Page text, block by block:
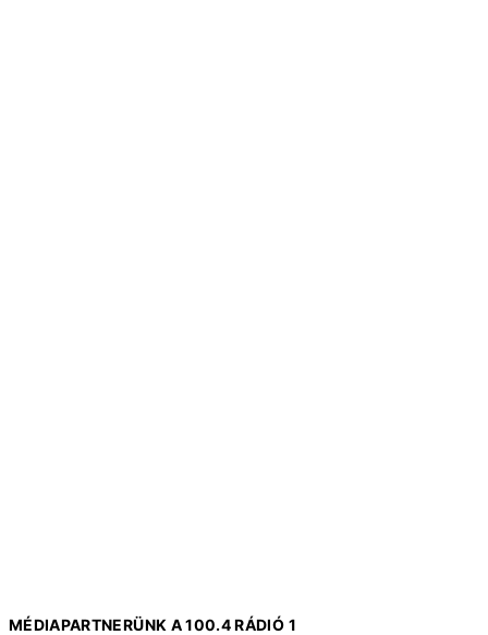
MÉDIAPARTNERÜNK A 100.4 RÁDIÓ 1